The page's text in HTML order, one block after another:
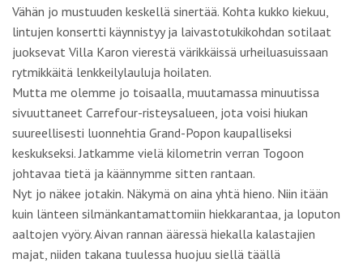
Vähän jo mustuuden keskellä sinertää. Kohta kukko kiekuu,
lintujen konsertti käynnistyy ja laivastotukikohdan sotilaat
juoksevat Villa Karon vierestä värikkäissä urheiluasuissaan
rytmikkäitä lenkkeilylauluja hoilaten.
Mutta me olemme jo toisaalla, muutamassa minuutissa
sivuuttaneet Carrefour-risteysalueen, jota voisi hiukan
suureellisesti luonnehtia Grand-Popon kaupalliseksi
keskukseksi. Jatkamme vielä kilometrin verran Togoon
johtavaa tietä ja käännymme sitten rantaan.
Nyt jo näkee jotakin. Näkymä on aina yhtä hieno. Niin itään
kuin länteen silmänkantamattomiin hiekkarantaa, ja loputon
aaltojen vyöry. Aivan rannan ääressä hiekalla kalastajien
majat, niiden takana tuulessa huojuu siellä täällä